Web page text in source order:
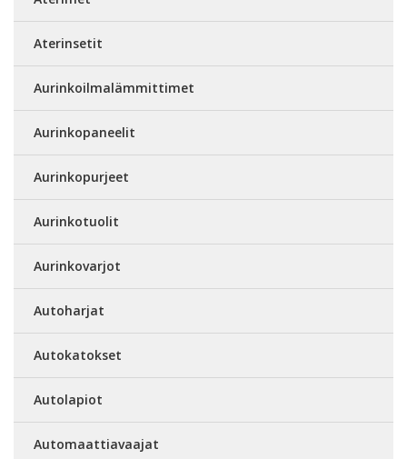
Aterinsetit
Aurinkoilmalämmittimet
Aurinkopaneelit
Aurinkopurjeet
Aurinkotuolit
Aurinkovarjot
Autoharjat
Autokatokset
Autolapiot
Automaattiavaajat